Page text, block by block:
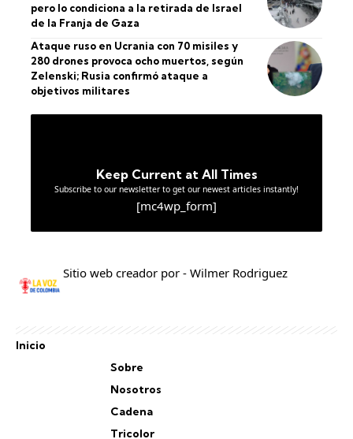
pero lo condiciona a la retirada de Israel
de la Franja de Gaza
Ataque ruso en Ucrania con 70 misiles y
280 drones provoca ocho muertos, según
Zelenski; Rusia confirmó ataque a
objetivos militares
Keep Current at All Times
Subscribe to our newsletter to get our newest articles instantly!
[mc4wp_form]
Sitio web creador por - Wilmer Rodriguez
Inicio
Sobre
Nosotros
Cadena
Tricolor